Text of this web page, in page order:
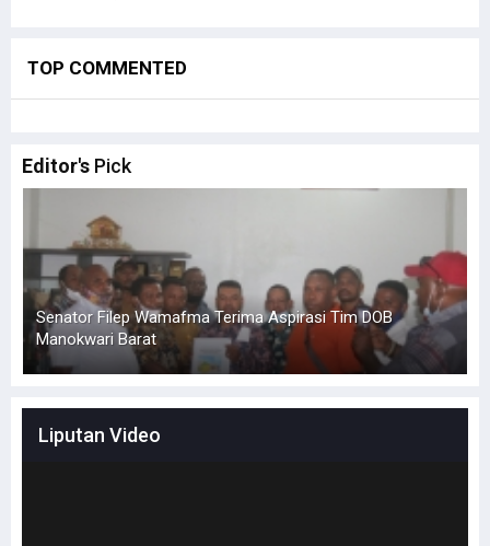
TOP COMMENTED
Editor's Pick
Senator Filep Wamafma Terima Aspirasi Tim DOB
Manokwari Barat
Liputan Video